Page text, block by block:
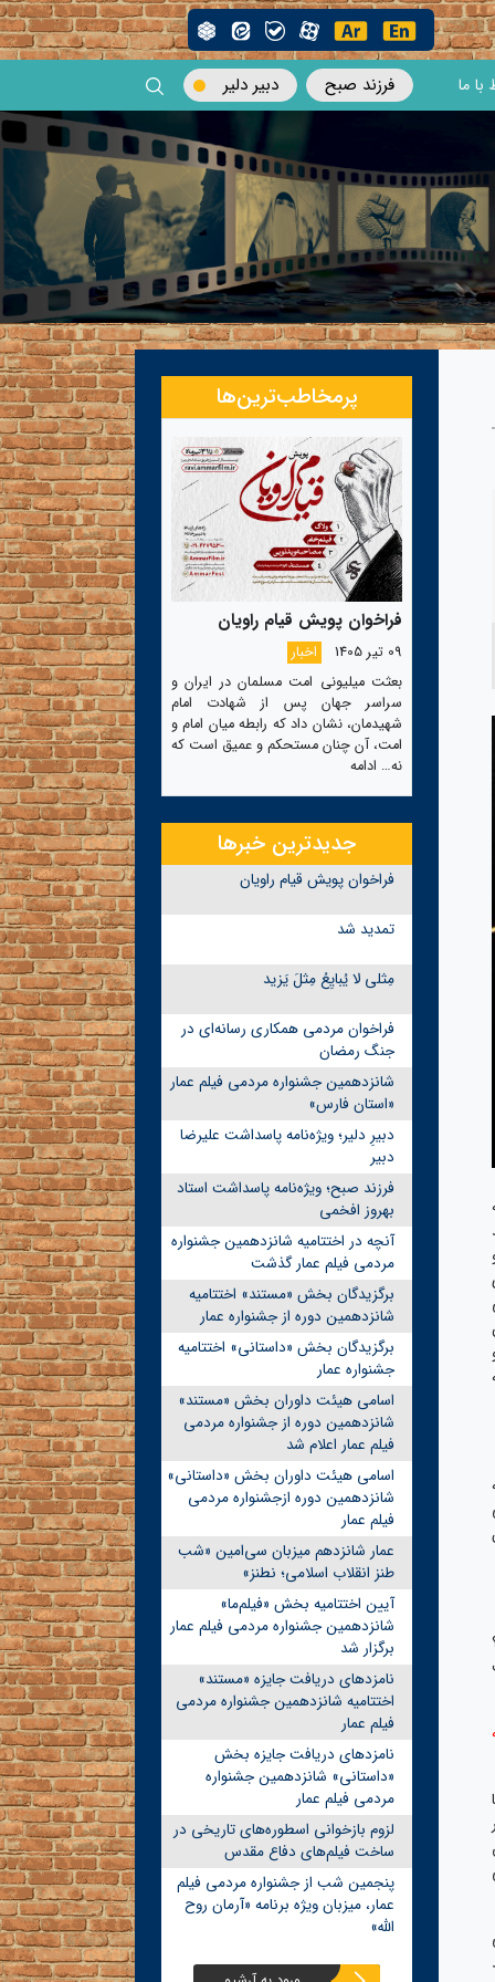
فرزند صبح دبیر دلیر با ما
پرمخاطب‌ترین‌ها
فراخوان پویش قیام راویان
09 تیر 1405
اخبار
بعثت میلیونی امت مسلمان در ایران و
سراسر جهان پس از شهادت امام
شهیدمان، نشان داد که رابطه میان امام و
امت، آن چنان مستحکم و عمیق است که
نه… ادامه
جدیدترین خبرها
فراخوان پویش قیام راویان
تمدید شد
مِثلی لا یُبایِعُ مِثلَ یَزید
فراخوان مردمی همکاری رسانه‌ای در
جنگ رمضان
شانزدهمین جشنواره مردمی فیلم عمار
«استان فارس»
دبیرِ دلیر؛ ویژه‌نامه پاسداشت علیرضا
دبیر
فرزند صبح؛ ویژه‌نامه پاسداشت استاد
بهروز افخمی
آنچه در اختتامیه شانزدهمین جشنواره
مردمی فیلم عمار گذشت
برگزیدگان بخش «مستند» اختتامیه
شانزدهمین دوره از جشنواره عمار
برگزیدگان بخش «داستانی» اختتامیه
جشنواره عمار
اسامی هیئت داوران بخش «مستند»
شانزدهمین دوره از جشنواره مردمی
فیلم عمار اعلام شد
اسامی هیئت داوران بخش «داستانی»
شانزدهمین دوره ازجشنواره مردمی
فیلم عمار
عمار شانزدهم میزبان سی‌امین «شب
طنز انقلاب اسلامی؛ نطنز»
آیین اختتامیه بخش «فیلم‌ما»
شانزدهمین جشنواره مردمی فیلم عمار
برگزار شد
نامزدهای دریافت جایزه «مستند»
اختتامیه شانزدهمین جشنواره مردمی
فیلم عمار
نامزدهای دریافت جایزه بخش
«داستانی» شانزدهمین جشنواره
مردمی فیلم عمار
لزوم بازخوانی اسطوره‌های تاریخی در
ساخت فیلم‌های دفاع مقدس
پنجمین شب از جشنواره مردمی فیلم
عمار، میزبان ویژه برنامه «آرمان روح
الله»